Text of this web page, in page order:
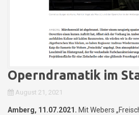
Operndramatik im
August 21, 2021
Amberg, 11.07.2021. Mit Webers